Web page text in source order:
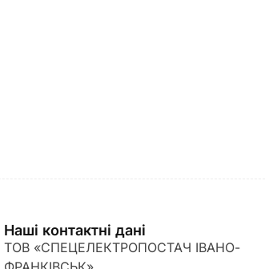
Наші контактні дані
ТОВ «СПЕЦЕЛЕКТРОПОСТАЧ ІВАНО-